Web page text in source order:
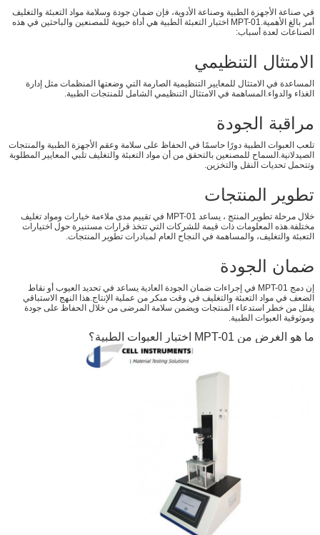
في صناعة الأجهزة الطبية وصناعة الأدوية، فإن ضمان جودة وسلامة مواد التعبئة والتغليف
أمر بالغ الأهمية.MPT-01 اختبار التعبئة الطبية هي أداة حيوية للمصنعين والباحثين في هذه
الصناعات لعدة أسباب:
الامتثال التنظيمي
المساعدة في الامتثال للمعايير التنظيمية الصارمة التي وضعتها المنظمات مثل إدارة
الغذاء والدواء.المساهمة في الامتثال التنظيمي الشامل للمنتجات الطبية.
مراقبة الجودة
تلعب العبوات الطبية دورًا حاسمًا في الحفاظ على سلامة وعقم الأجهزة الطبية والمنتجات
الصيدلانية.السماح للمصنعين بالتحقق من أن مواد التعبئة والتغليف تلبي المعايير المطلوبة
وتتحمل تحديات النقل والتخزين.
تطوير المنتجات
خلال مرحلة تطوير المنتج ، يساعد MPT-01 في تقييم مدى ملاءمة خيارات ومواد تغليف
مختلفة.هذه المعلومات ذات قيمة للشركات التي تتخذ قرارات مستنيرة حول اختيارات
التعبئة والتغليف، والمساهمة في النجاح العام لمبادرات تطوير المنتجات.
ضمان الجودة
إن دمج MPT-01 في إجراءات ضمان الجودة العادية يساعد في تحديد العيوب أو نقاط
الضعف في مواد التعبئة والتغليف في وقت مبكر من عملية الإنتاج.هذا النهج الاستباقي
يقلل من خطر استدعاء المنتجات ويضمن سلامة المرضى من خلال الحفاظ على جودة
وموثوقية العبوات الطبية.
ما هو الغرض من MPT-01 اختبار العبوات الطبية؟